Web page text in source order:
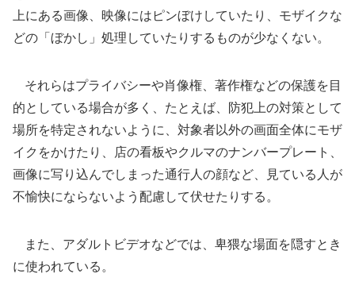
上にある画像、映像にはピンぼけしていたり、モザイクな
どの「ぼかし」処理していたりするものが少なくない。
それらはプライバシーや肖像権、著作権などの保護を目
的としている場合が多く、たとえば、防犯上の対策として
場所を特定されないように、対象者以外の画面全体にモザ
イクをかけたり、店の看板やクルマのナンバープレート、
画像に写り込んでしまった通行人の顔など、見ている人が
不愉快にならないよう配慮して伏せたりする。
また、アダルトビデオなどでは、卑猥な場面を隠すとき
に使われている。